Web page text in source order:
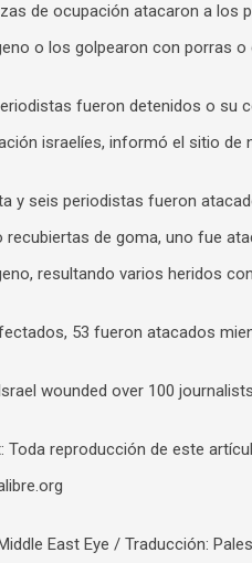
de ocupación atacaron a los
o los golpearon con porras
fueron detenidos o su
israelíes, informó el sitio de
y seis periodistas fueron
recubiertas de goma, uno fue
resultando varios heridos
53 fueron atacados
wounded over 100
Toda reproducción de este
East Eye / Traducción: